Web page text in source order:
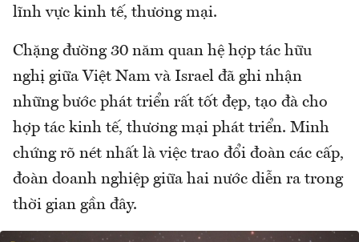
lĩnh vực kinh tế, thương mại.
Chặng đường 30 năm quan hệ hợp tác hữu
nghị giữa Việt Nam và Israel đã ghi nhận
những bước phát triển rất tốt đẹp, tạo đà cho
hợp tác kinh tế, thương mại phát triển. Minh
chứng rõ nét nhất là việc trao đổi đoàn các cấp,
đoàn doanh nghiệp giữa hai nước diễn ra trong
thời gian gần đây.